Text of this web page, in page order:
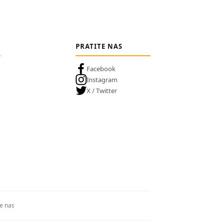
PRATITE NAS
Facebook
Instagram
X / Twitter
nas